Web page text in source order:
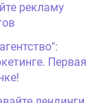
рекламу
Первая